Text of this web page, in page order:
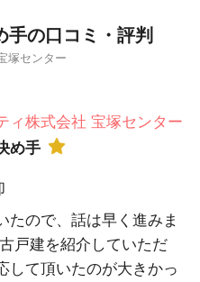
手の口コミ・評判
塚センター
ィ株式会社 宝塚センター
め手
たので、話は早く進みま
戸建を紹介していただ
して頂いたのが大きかっ